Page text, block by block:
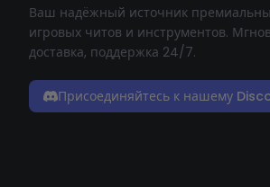
Ваш надёжный источник
игровых читов и инструментов.
доставка, поддержка 24/7.
Присоединяйтесь к нашему